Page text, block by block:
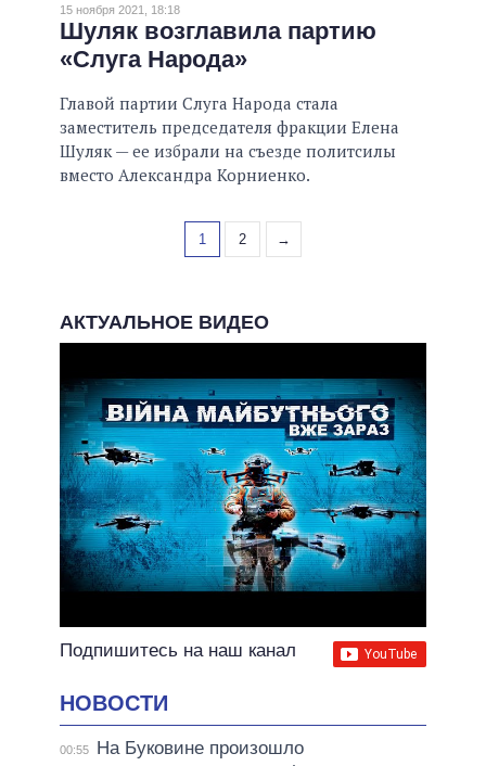
15 ноября 2021, 18:18
Шуляк возглавила партию
«Слуга Народа»
Главой партии Слуга Народа стала
заместитель председателя фракции Елена
Шуляк — ее избрали на съезде политсилы
вместо Александра Корниенко.
1 2 →
АКТУАЛЬНОЕ ВИДЕО
Подпишитесь на наш канал
НОВОСТИ
00:55
На Буковине произошло